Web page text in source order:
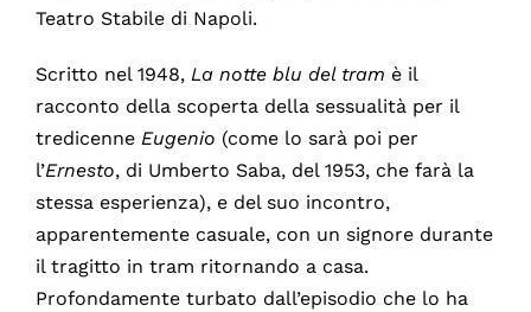
Teatro Stabile di Napoli.
Scritto nel 1948, La notte blu del tram è il
racconto della scoperta della sessualità per il
tredicenne Eugenio (come lo sarà poi per
l’Ernesto, di Umberto Saba, del 1953, che farà la
stessa esperienza), e del suo incontro,
apparentemente casuale, con un signore durante
il tragitto in tram ritornando a casa.
Profondamente turbato dall’episodio che lo ha